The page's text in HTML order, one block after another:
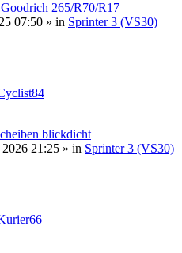
265/R70/R17
07:50 » in Sprinter 3 (VS30)
blickdicht
2026 21:25 » in Sprinter 3 (VS30)